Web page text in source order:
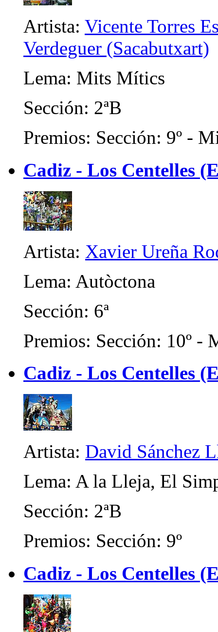
Artista: Vicente Torres
Verdeguer (Sacabutxart)
Lema: Mits Mítics
Sección: 2ªB
Premios: Sección: 9º -
Cadiz - Los Centelles
Artista: Xavier Ureña
Lema: Autòctona
Sección: 6ª
Premios: Sección: 10º
Cadiz - Los Centelles
Artista: David Sánchez
Lema: A la Lleja, El
Sección: 2ªB
Premios: Sección: 9º
Cadiz - Los Centelles